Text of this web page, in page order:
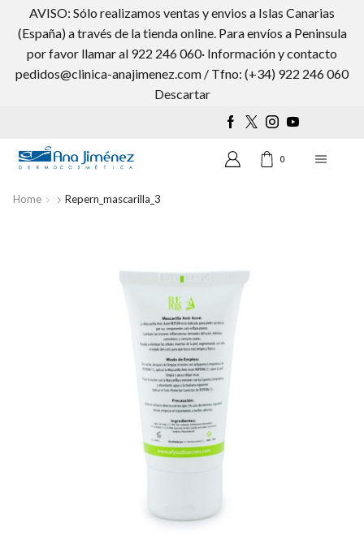
AVISO: Sólo realizamos ventas y envios a Islas Canarias
(España) a través de la tienda online. Para envíos a Peninsula
por favor llamar al 922 246 060· Información y contacto
pedidos@clinica-anajimenez.com / Tfno: (+34) 922 246 060
Descartar
Wishlist 0
0
Home Repern_mascarilla_3